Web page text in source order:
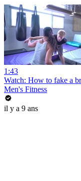
1:43
Watch: How to fake a
Men's Fitness
il y a 9 ans